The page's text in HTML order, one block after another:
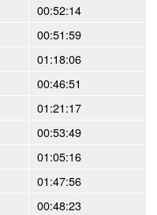
00:52:14
00:51:59
01:18:06
00:46:51
01:21:17
00:53:49
01:05:16
01:47:56
00:48:23